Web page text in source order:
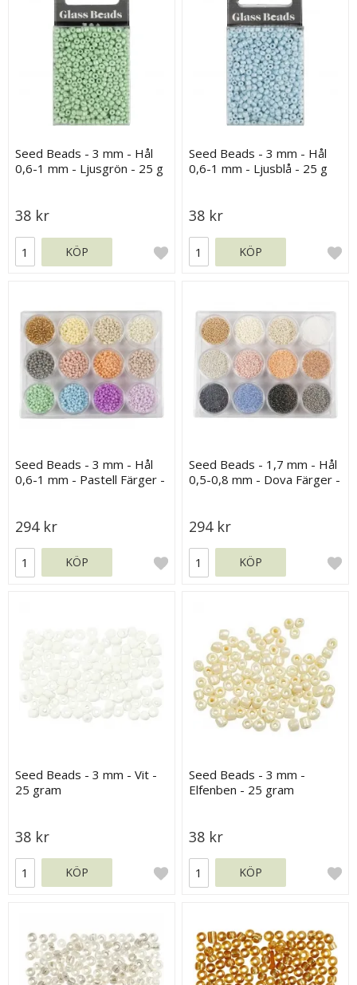
Seed Beads - 3 mm - Hål
0,6-1 mm - Ljusgrön - 25 g
38 kr
KÖP
Seed Beads - 3 mm - Hål
0,6-1 mm - Ljusblå - 25 g
38 kr
KÖP
Seed Beads - 3 mm - Hål
0,6-1 mm - Pastell Färger -
294 kr
KÖP
Seed Beads - 1,7 mm - Hål
0,5-0,8 mm - Dova Färger -
294 kr
KÖP
Seed Beads - 3 mm - Vit -
25 gram
38 kr
KÖP
Seed Beads - 3 mm -
Elfenben - 25 gram
38 kr
KÖP